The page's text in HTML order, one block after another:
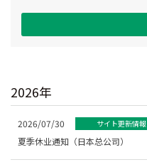
2026年
2026/07/30 サイト更新情報
夏季休业通知（日本总公司）